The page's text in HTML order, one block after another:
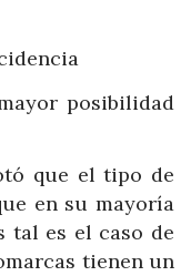
posibilidad
que el tipo de
en su mayoría
tal es el caso de
tienen un